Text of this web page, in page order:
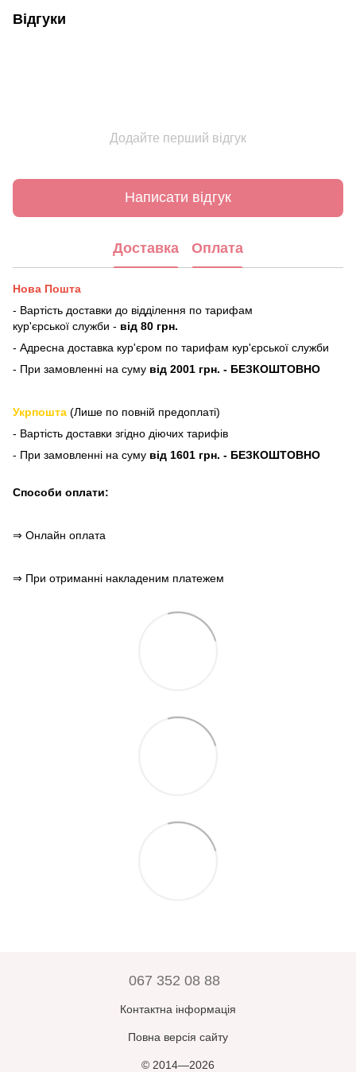
Відгуки
Додайте перший відгук
Написати відгук
Доставка Оплата
Нова Пошта
- Вартість доставки до відділення по тарифам
кур'єрської служби - від 80 грн.
- Адресна доставка кур'єром по тарифам кур'єрської служби
- При замовленні на суму від 2001 грн. - БЕЗКОШТОВНО
Укрпошта (Лише по повній предоплаті)
- Вартість доставки згідно діючих тарифів
- При замовленні на суму від 1601 грн. - БЕЗКОШТОВНО
Способи оплати:
⇒ Онлайн оплата
⇒ При отриманні накладеним платежем
067 352 08 88
Контактна інформація
Повна версія сайту
© 2014—2026